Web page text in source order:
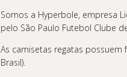
Somos a Hyperbole, empresa
pelo São Paulo Futebol Clube
As camisetas regatas possuem
Brasil).